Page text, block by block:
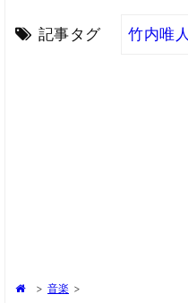
記事タグ 竹内唯人
> 音楽 >